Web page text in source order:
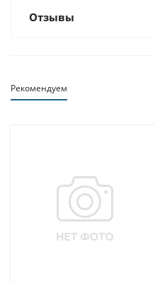
Отзывы
Рекомендуем